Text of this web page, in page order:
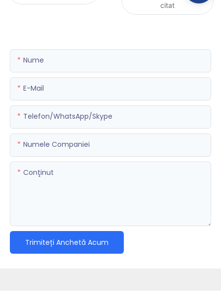
citat
Nume
E-Mail
Telefon/WhatsApp/Skype
Numele Companiei
Conţinut
Trimiteți Anchetă Acum